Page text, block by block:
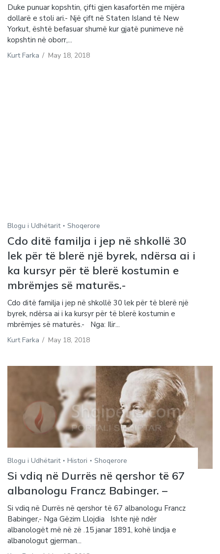
Duke punuar kopshtin, çifti gjen kasafortën me mijëra
dollarë e stoli ari.- Një çift në Staten Island të New
Yorkut, është befasuar shumë kur gjatë punimeve në
kopshtin në oborr,...
Kurt Farka / May 18, 2018
Blogu i Udhëtarit Shoqerore
Cdo ditë familja i jep në shkollë 30
lek për të blerë një byrek, ndërsa ai i
ka kursyr për të blerë kostumin e
mbrëmjes së maturës.-
Cdo ditë familja i jep në shkollë 30 lek për të blerë një
byrek, ndërsa ai i ka kursyr për të blerë kostumin e
mbrëmjes së maturës.- Nga: Ilir...
Kurt Farka / May 18, 2018
Blogu i Udhëtarit Histori Shoqerore
Si vdiq në Durrës në qershor të 67
albanologu Francz Babinger. –
Si vdiq në Durrës në qershor të 67 albanologu Francz
Babinger,- Nga Gëzim Llojdia Ishte një ndër
albanologët më në zë .15 janar 1891, kohë lindja e
albanologut gjerman...